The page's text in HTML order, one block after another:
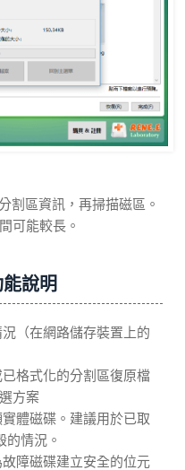
割區資訊，再掃描磁區。
可能較長。
說明
（在網路儲存裝置上的
格式化的分割區復原檔
方案
體磁碟。建議用於已取
的情況。
障磁碟建立安全的位元